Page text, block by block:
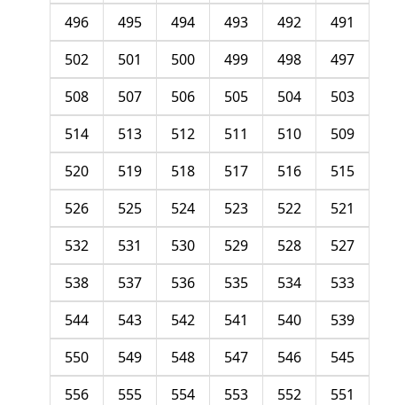
491
492
493
494
495
496
497
498
499
500
501
502
503
504
505
506
507
508
509
510
511
512
513
514
515
516
517
518
519
520
521
522
523
524
525
526
527
528
529
530
531
532
533
534
535
536
537
538
539
540
541
542
543
544
545
546
547
548
549
550
551
552
553
554
555
556